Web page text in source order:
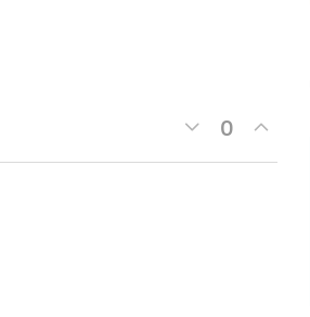
0